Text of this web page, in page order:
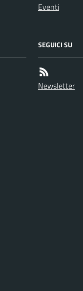
Eventi
SEGUICI SU
Newsletter